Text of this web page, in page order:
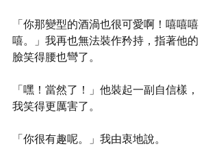
「你那變型的酒渦也很可愛啊！嘻嘻嘻
嘻。」我再也無法裝作矜持，指著他的
臉笑得腰也彎了。
「嘿！當然了！」他裝起一副自信樣，
我笑得更厲害了。
「你很有趣呢。」我由衷地說。